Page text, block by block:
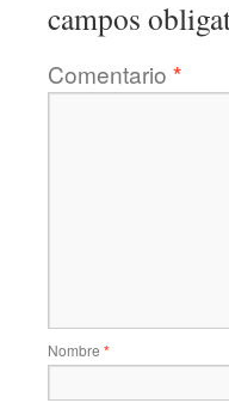
campos
Comentario *
Nombre *